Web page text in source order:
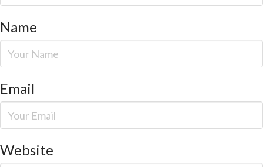
Name
Email
Website